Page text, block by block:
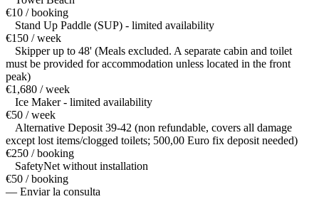
€10 / booking
Stand Up Paddle (SUP) - limited availability
€150 / week
Skipper up to 48' (Meals excluded. A separate cabin and toilet
must be provided for accommodation unless located in the front
peak)
€1,680 / week
Ice Maker - limited availability
€50 / week
Alternative Deposit 39-42 (non refundable, covers all damage
except lost items/clogged toilets; 500,00 Euro fix deposit needed)
€250 / booking
SafetyNet without installation
€50 / booking
— Enviar la consulta